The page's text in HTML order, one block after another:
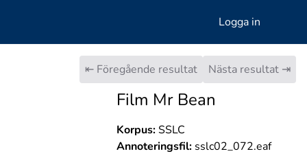
Logga in
⇤ Föregående resultat Nästa resultat ⇥
Film Mr Bean
Korpus:SSLC
Annoteringsfil:sslc02_072.eaf